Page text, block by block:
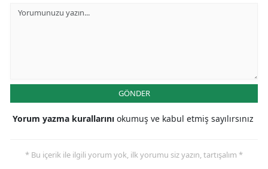
GÖNDER
Yorum yazma kurallarını okumuş ve kabul etmiş sayılırsınız
* Bu içerik ile ilgili yorum yok, ilk yorumu siz yazın, tartışalım *